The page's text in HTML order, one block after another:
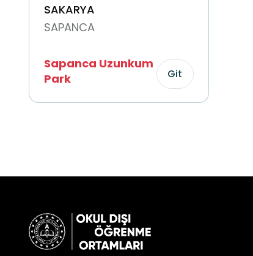
SAKARYA
SAPANCA
Sapanca Uzunkum
Park
Git